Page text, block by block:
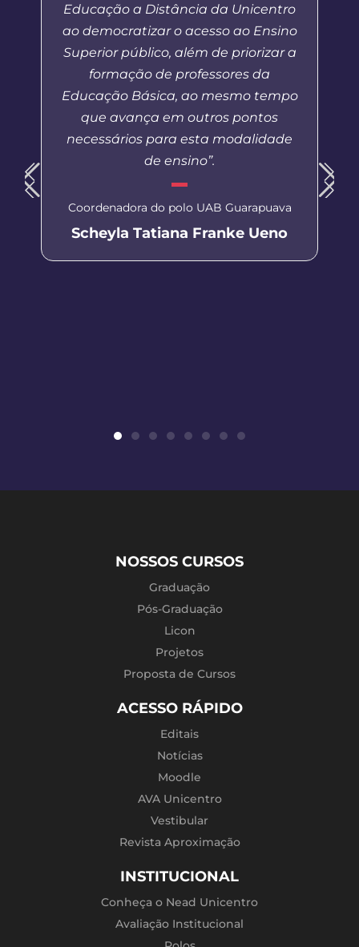
Educação a Distância da Unicentro
ao democratizar o acesso ao Ensino
Superior público, além de priorizar a
formação de professores da
Educação Básica, ao mesmo tempo
que avança em outros pontos
necessários para esta modalidade
de ensino”.
Coordenadora do polo UAB Guarapuava
Scheyla Tatiana Franke Ueno
NOSSOS CURSOS
Graduação
Pós-Graduação
Licon
Projetos
Proposta de Cursos
ACESSO RÁPIDO
Editais
Notícias
Moodle
AVA Unicentro
Vestibular
Revista Aproximação
INSTITUCIONAL
Conheça o Nead Unicentro
Avaliação Institucional